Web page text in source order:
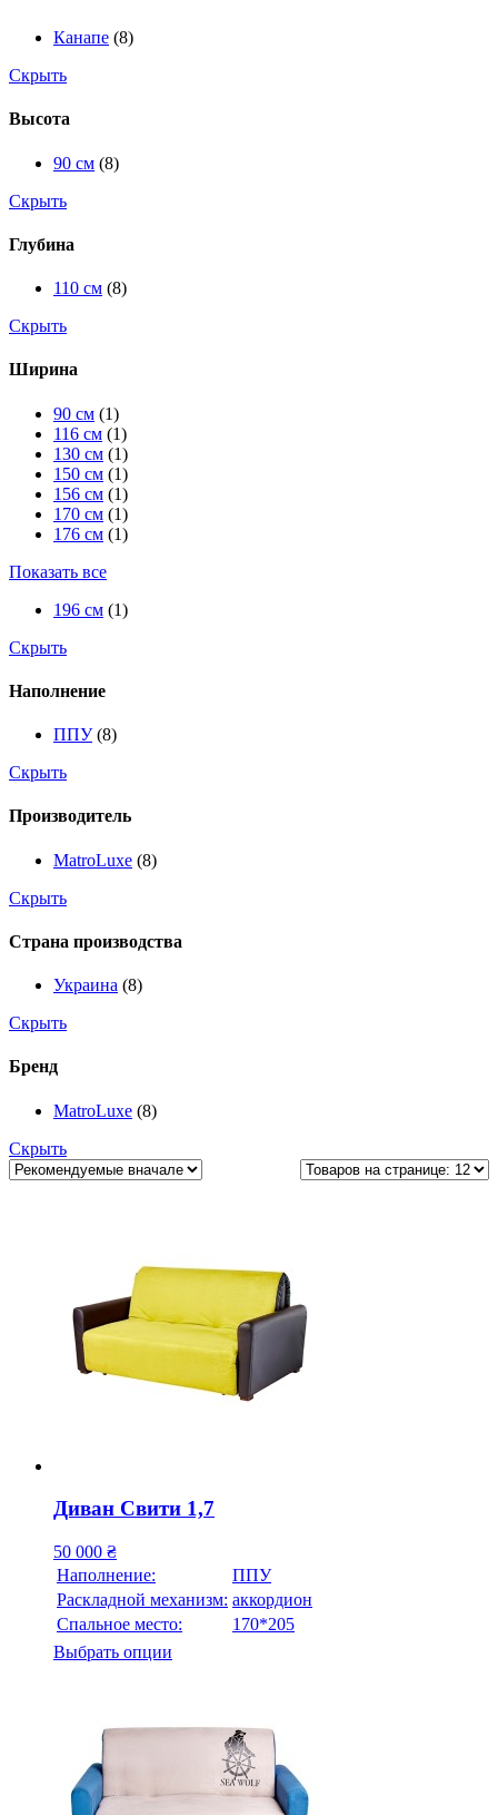
Канапе (8)
Скрыть
Высота
90 см (8)
Скрыть
Глубина
110 см (8)
Скрыть
Ширина
90 см (1)
116 см (1)
130 см (1)
150 см (1)
156 см (1)
170 см (1)
176 см (1)
Показать все
196 см (1)
Скрыть
Наполнение
ППУ (8)
Скрыть
Производитель
MatroLuxe (8)
Скрыть
Страна производства
Украина (8)
Скрыть
Бренд
MatroLuxe (8)
Скрыть
Диван Свити 1,7
50 000 ₴
Наполнение:
ППУ
Раскладной механизм: аккордион
Спальное место:
170*205
Выбрать опции